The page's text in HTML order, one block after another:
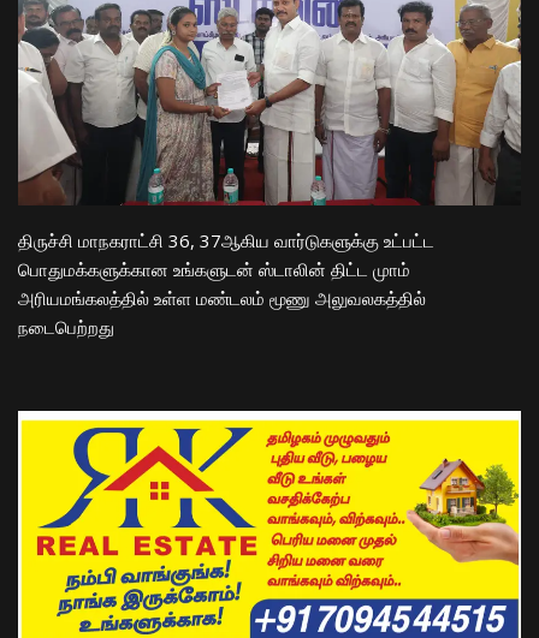
திருச்சி மாநகராட்சி 36, 37ஆகிய வார்டுகளுக்கு உட்பட்ட
பொதுமக்களுக்கான உங்களுடன் ஸ்டாலின் திட்ட முாம்
அரியமங்கலத்தில் உள்ள மண்டலம் மூணு அலுவலகத்தில்
நடைபெற்றது